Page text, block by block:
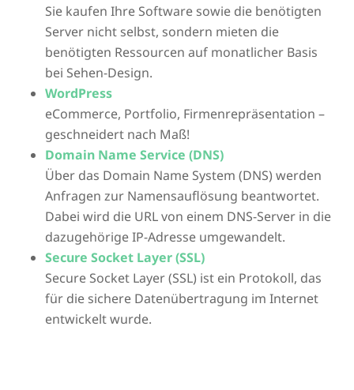
Sie kaufen Ihre Software sowie die benötigten
Server nicht selbst, sondern mieten die
benötigten Ressourcen auf monatlicher Basis
bei Sehen-Design.
WordPress
eCommerce, Portfolio, Firmenrepräsentation –
geschneidert nach Maß!
Domain Name Service (DNS)
Über das Domain Name System (DNS) werden
Anfragen zur Namensauflösung beantwortet.
Dabei wird die URL von einem DNS-Server in die
dazugehörige IP-Adresse umgewandelt.
Secure Socket Layer (SSL)
Secure Socket Layer (SSL) ist ein Protokoll, das
für die sichere Datenübertragung im Internet
entwickelt wurde.